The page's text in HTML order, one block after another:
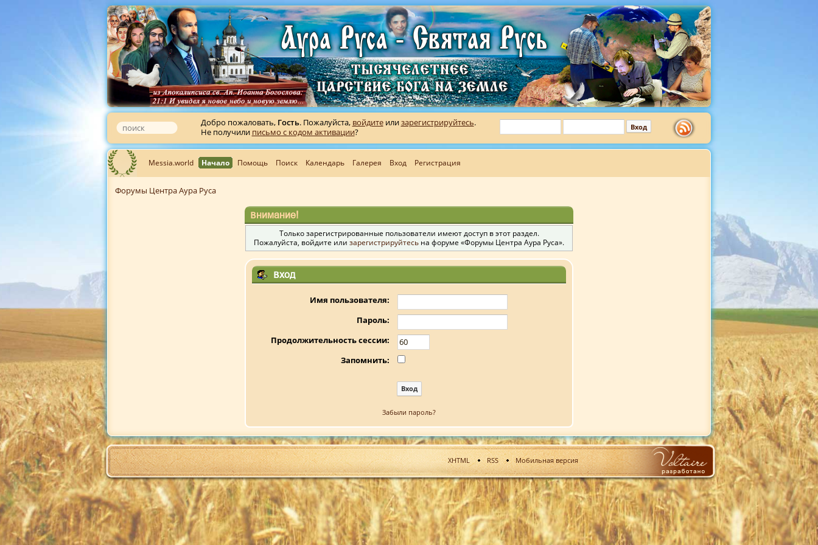
Добро пожаловать, Гость. Пожалуйста, войдитеилизарегистрируйтесь.
Не получили письмо с кодом активации?
Messia.world Начало Помощь Поиск Календарь Галерея Вход Регистрация
Форумы Центра Аура Руса
Внимание!
Только зарегистрированные пользователи имеют доступ в этот раздел.
Пожалуйста, войдите или зарегистрируйтесь на форуме «Форумы Центра Аура Руса».
Вход
Имя пользователя:
Пароль:
Продолжительность сессии:
Запомнить:
Забыли пароль?
XHTML RSS Мобильная версия